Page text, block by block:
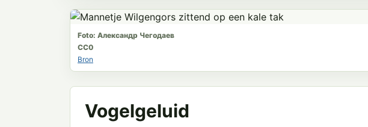
Foto: Александр Чегодаев
CC0
Bron
Vogelgeluid